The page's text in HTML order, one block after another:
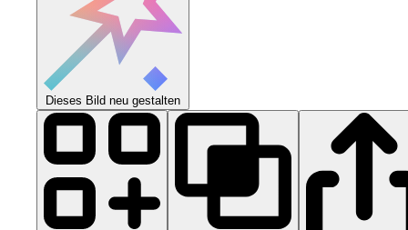
Dieses Bild neu gestalten